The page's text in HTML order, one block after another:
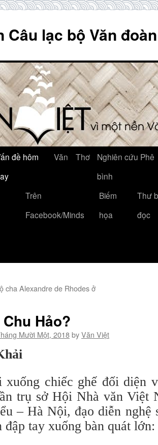
Câu lạc bộ Văn
đề hôm
Văn Thơ
Nghiên cứu Phê
bình
Trên
Facebook/Minds
Biếm
họa
Thư
đọc
cha Alexandre de Rhodes ở
Hảo?
Mười Một, 2018byVăn Việt
xuống chiếc ghế đối diện
trụ sở Hội Nhà văn Việt
– Hà Nội, đạo diễn nghệ
tay xuống bàn quát lớn: